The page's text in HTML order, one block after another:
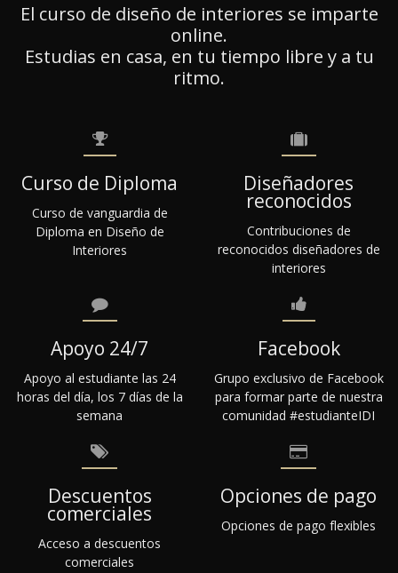
El curso de diseño de interiores se imparte
online.
Estudias en casa, en tu tiempo libre y a tu
ritmo.
Curso de Diploma
Curso de vanguardia de
Diploma en Diseño de
Interiores
Diseñadores
reconocidos
Contribuciones de
reconocidos diseñadores de
interiores
Apoyo 24/7
Apoyo al estudiante las 24
horas del día, los 7 días de la
semana
Facebook
Grupo exclusivo de Facebook
para formar parte de nuestra
comunidad #estudianteIDI
Descuentos
comerciales
Acceso a descuentos
comerciales
Opciones de pago
Opciones de pago flexibles